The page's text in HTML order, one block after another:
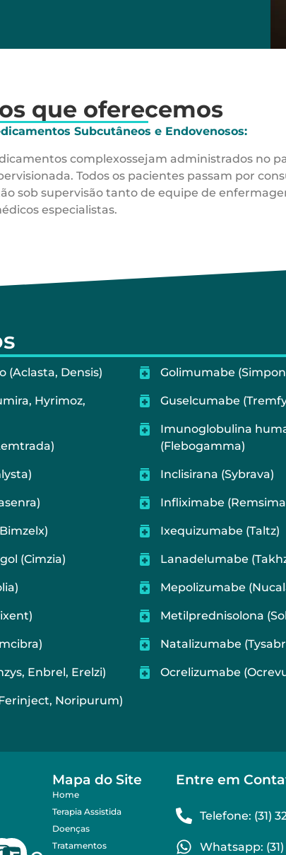
que oferecemos
Subcutâneos e Endovenosos:
complexossejam administrados no
Todos os pacientes passam por
sob supervisão tanto de equipe de
especialistas.
(Aclasta, Densis)
Hyrimoz,
(Cimzia)
Enbrel, Erelzi)
Noripurum)
Golimumabe
Guselcumabe
Imunoglobulina
(Flebogamma)
Inclisirana (Sybrava)
Infliximabe
Ixequizumabe (Taltz)
Lanadelumabe
Mepolizumabe
Metilprednisolona
Natalizumabe
Ocrelizumabe
Mapa do Site
Home
Terapia Assistida
Doenças
Tratamentos
Entre em
Telefone: (31)
Whatsapp: (31)